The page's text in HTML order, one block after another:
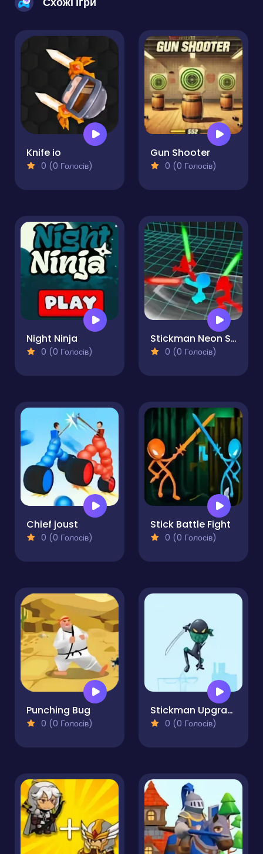
Knife io
0 (0 Голосів)
Gun Shooter
0 (0 Голосів)
Night Ninja
0 (0 Голосів)
Stickman Neon Sword Fighting
0 (0 Голосів)
Chief joust
0 (0 Голосів)
Stick Battle Fight
0 (0 Голосів)
Punching Bug
0 (0 Голосів)
Stickman Upgrade Battle
0 (0 Голосів)